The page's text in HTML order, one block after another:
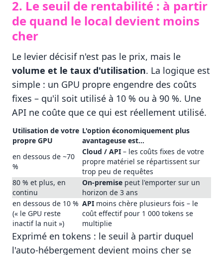
2. Le seuil de rentabilité : à partir
de quand le local devient moins
cher
Le levier décisif n'est pas le prix, mais le
volume et le taux d'utilisation. La logique est
simple : un GPU propre engendre des coûts
fixes – qu'il soit utilisé à 10 % ou à 90 %. Une
API ne coûte que ce qui est réellement utilisé.
Utilisation de votre
propre GPU
L'option économiquement plus
avantageuse est…
en dessous de ~70
%
Cloud / API – les coûts fixes de votre
propre matériel se répartissent sur
trop peu de requêtes
80 % et plus, en
continu
On-premise peut l'emporter sur un
horizon de 3 ans
en dessous de 10 %
(« le GPU reste
inactif la nuit »)
API moins chère plusieurs fois – le
coût effectif pour 1 000 tokens se
multiplie
Exprimé en tokens : le seuil à partir duquel
l'auto-hébergement devient moins cher se